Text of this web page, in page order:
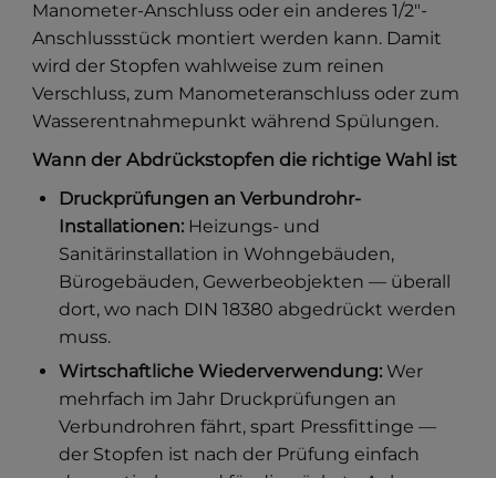
Manometer-Anschluss oder ein anderes 1/2″-
Anschlussstück montiert werden kann. Damit
wird der Stopfen wahlweise zum reinen
Verschluss, zum Manometeranschluss oder zum
Wasserentnahmepunkt während Spülungen.
Wann der Abdrückstopfen die richtige Wahl ist
Druckprüfungen an Verbundrohr-
Installationen: Heizungs- und
Sanitärinstallation in Wohngebäuden,
Bürogebäuden, Gewerbeobjekten — überall
dort, wo nach DIN 18380 abgedrückt werden
muss.
Wirtschaftliche Wiederverwendung: Wer
mehrfach im Jahr Druckprüfungen an
Verbundrohren fährt, spart Pressfittinge —
der Stopfen ist nach der Prüfung einfach